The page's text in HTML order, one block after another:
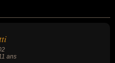
chroniqueur. En ce qui
ans